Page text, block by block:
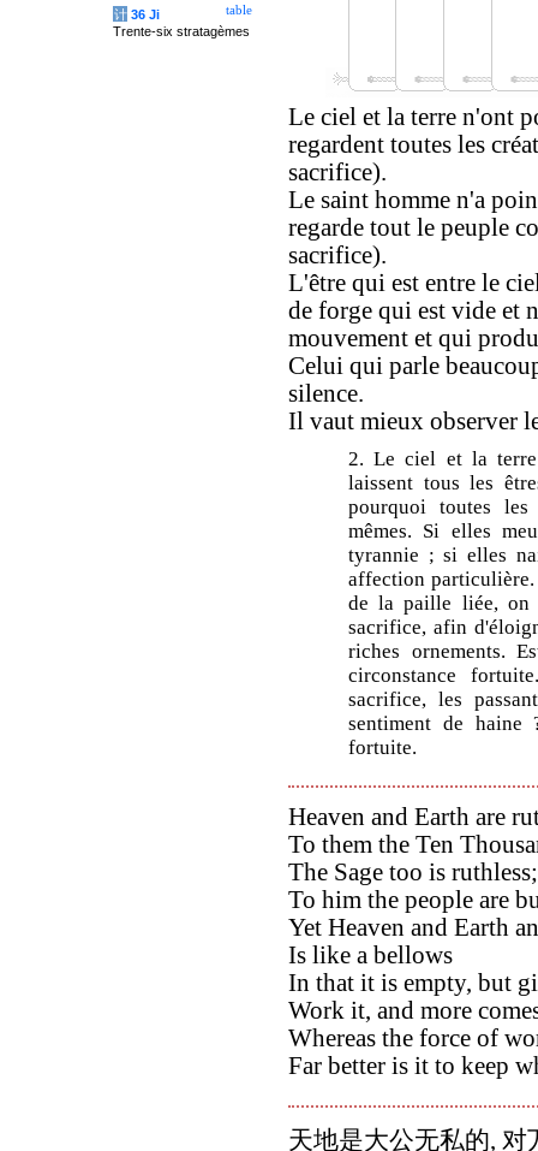
Le ciel et la terre n'ont
regardent toutes les
sacrifice).
Le saint homme n'a
regarde tout le peuple
sacrifice).
L'être qui est entre le
de forge qui est vide et
mouvement et qui
Celui qui parle
silence.
Il vaut mieux observer
2. Le ciel et la
laissent tous les
pourquoi toutes les
mêmes. Si elles
tyrannie ; si elles
affection
de la paille liée, on
sacrifice, afin
riches ornements.
circonstance
sacrifice, les
sentiment de haine
fortuite.
Heaven and Earth are
To them the Ten
The Sage too is ruthless;
To him the people are
Yet Heaven and Earth
Is like a bellows
In that it is empty, but
Work it, and more
Whereas the force of
Far better is it to keep
天地是大公无私的,
table
计 36 Ji
Trente-six stratagèmes